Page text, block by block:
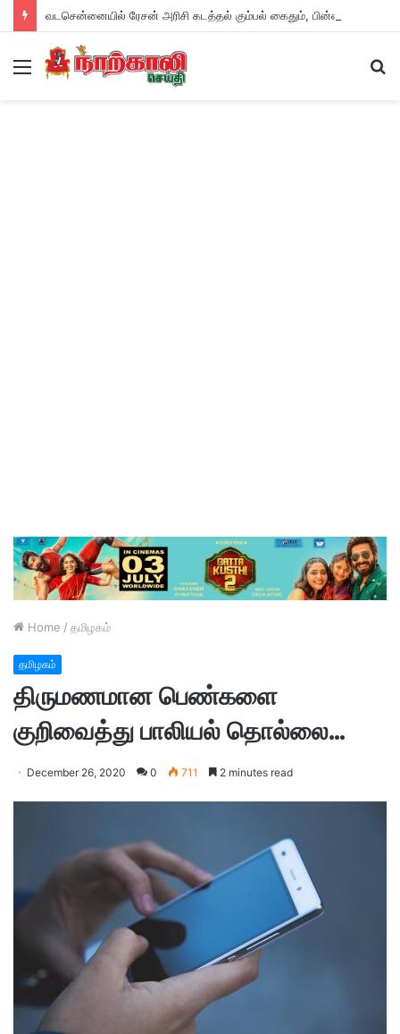
Menu
Home / தமிழகம்
தமிழகம்
திருமணமான பெண்களை
குறிவைத்து பாலியல் தொல்லை…
December 26, 2020 0 711 2 minutes read